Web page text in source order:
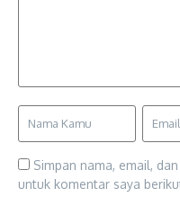
Simpan nama, email,
untuk komentar saya